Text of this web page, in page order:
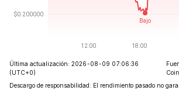
Última actualización: 2026-08-09 07:06:36
(UTC+0)
Descargo de responsabilidad: El rendimiento pasado no